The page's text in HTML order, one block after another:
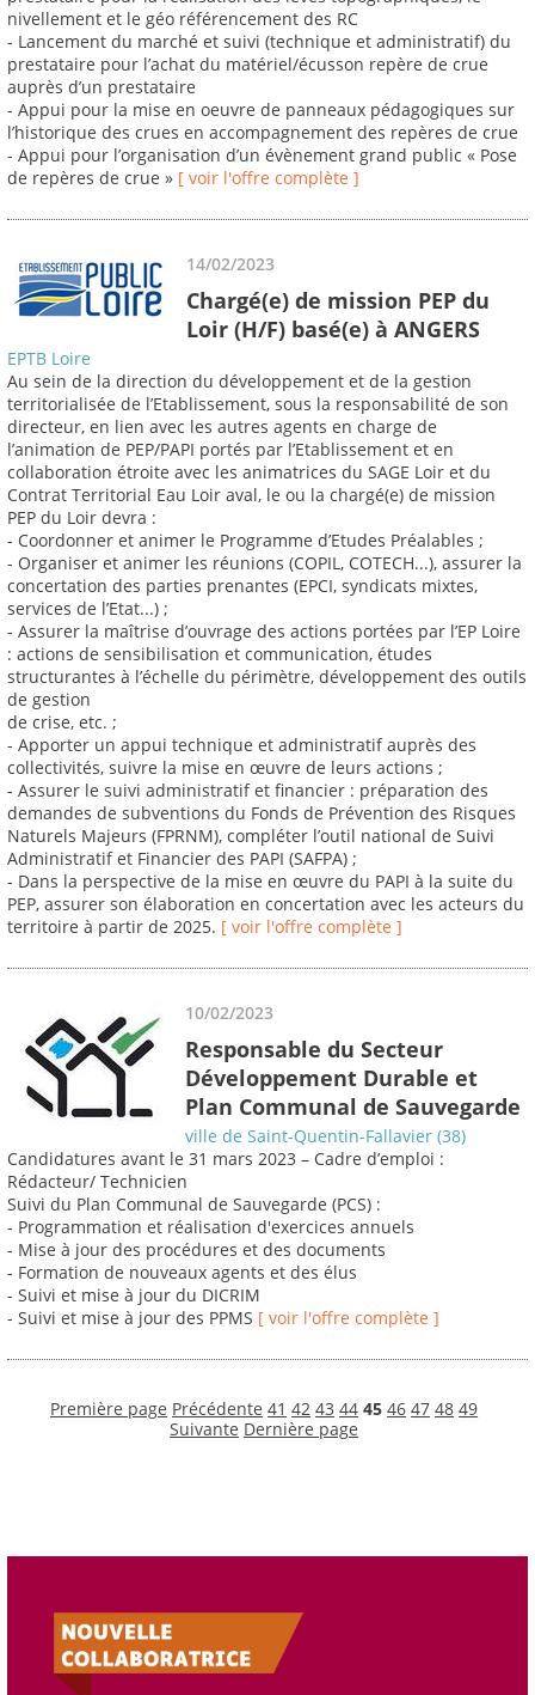
nivellement et le géo référencement des RC
- Lancement du marché et suivi (technique et administratif) du
prestataire pour l’achat du matériel/écusson repère de crue
auprès d’un prestataire
- Appui pour la mise en oeuvre de panneaux pédagogiques sur
l’historique des crues en accompagnement des repères de crue
- Appui pour l’organisation d’un évènement grand public « Pose
de repères de crue » [ voir l'offre complète ]
14/02/2023
Chargé(e) de mission PEP du
Loir (H/F) basé(e) à ANGERS
EPTB Loire
Au sein de la direction du développement et de la gestion
territorialisée de l’Etablissement, sous la responsabilité de son
directeur, en lien avec les autres agents en charge de
l’animation de PEP/PAPI portés par l’Etablissement et en
collaboration étroite avec les animatrices du SAGE Loir et du
Contrat Territorial Eau Loir aval, le ou la chargé(e) de mission
PEP du Loir devra :
- Coordonner et animer le Programme d’Etudes Préalables ;
- Organiser et animer les réunions (COPIL, COTECH...), assurer la
concertation des parties prenantes (EPCI, syndicats mixtes,
services de l’Etat...) ;
- Assurer la maîtrise d’ouvrage des actions portées par l’EP Loire
: actions de sensibilisation et communication, études
structurantes à l’échelle du périmètre, développement des outils
de gestion
de crise, etc. ;
- Apporter un appui technique et administratif auprès des
collectivités, suivre la mise en œuvre de leurs actions ;
- Assurer le suivi administratif et financier : préparation des
demandes de subventions du Fonds de Prévention des Risques
Naturels Majeurs (FPRNM), compléter l’outil national de Suivi
Administratif et Financier des PAPI (SAFPA) ;
- Dans la perspective de la mise en œuvre du PAPI à la suite du
PEP, assurer son élaboration en concertation avec les acteurs du
territoire à partir de 2025. [ voir l'offre complète ]
10/02/2023
Responsable du Secteur
Développement Durable et
Plan Communal de Sauvegarde
ville de Saint-Quentin-Fallavier (38)
Candidatures avant le 31 mars 2023 – Cadre d’emploi :
Rédacteur/ Technicien
Suivi du Plan Communal de Sauvegarde (PCS) :
- Programmation et réalisation d'exercices annuels
- Mise à jour des procédures et des documents
- Formation de nouveaux agents et des élus
- Suivi et mise à jour du DICRIM
- Suivi et mise à jour des PPMS [ voir l'offre complète ]
Première page Précédente 41 42 43 44 45 46 47 48 49
Suivante Dernière page